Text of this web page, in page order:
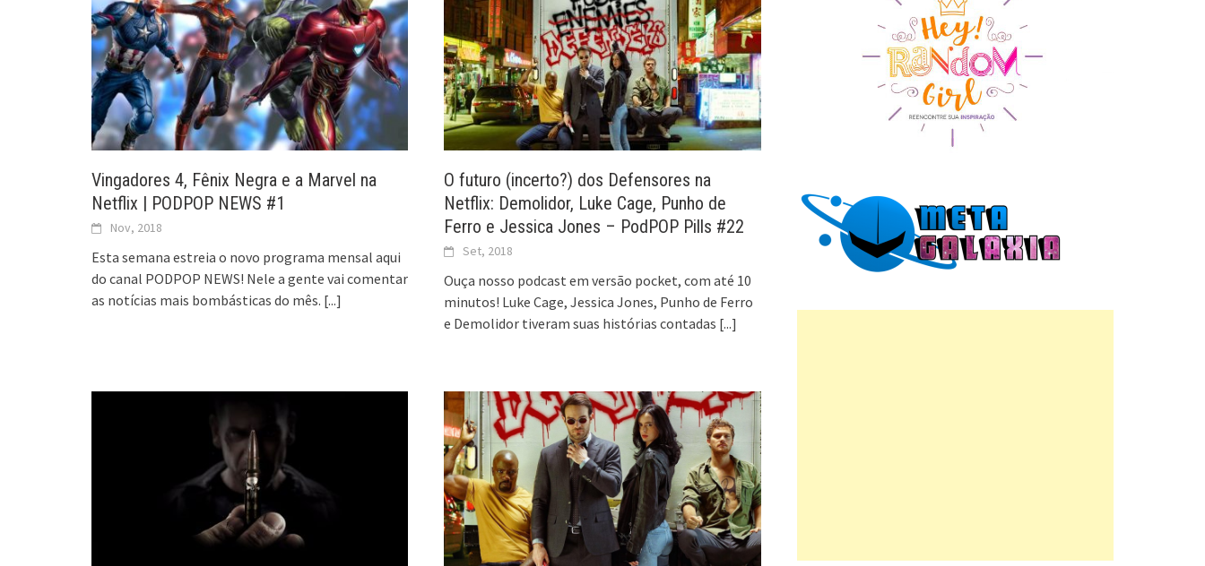
Vingadores 4, Fênix Negra e a Marvel na
Netflix | PODPOP NEWS #1
Nov, 2018
Esta semana estreia o novo programa mensal aqui
do canal PODPOP NEWS! Nele a gente vai comentar
as notícias mais bombásticas do mês. [...]
O futuro (incerto?) dos Defensores na
Netflix: Demolidor, Luke Cage, Punho de
Ferro e Jessica Jones – PodPOP Pills #22
Set, 2018
Ouça nosso podcast em versão pocket, com até 10
minutos! Luke Cage, Jessica Jones, Punho de Ferro
e Demolidor tiveram suas histórias contadas [...]